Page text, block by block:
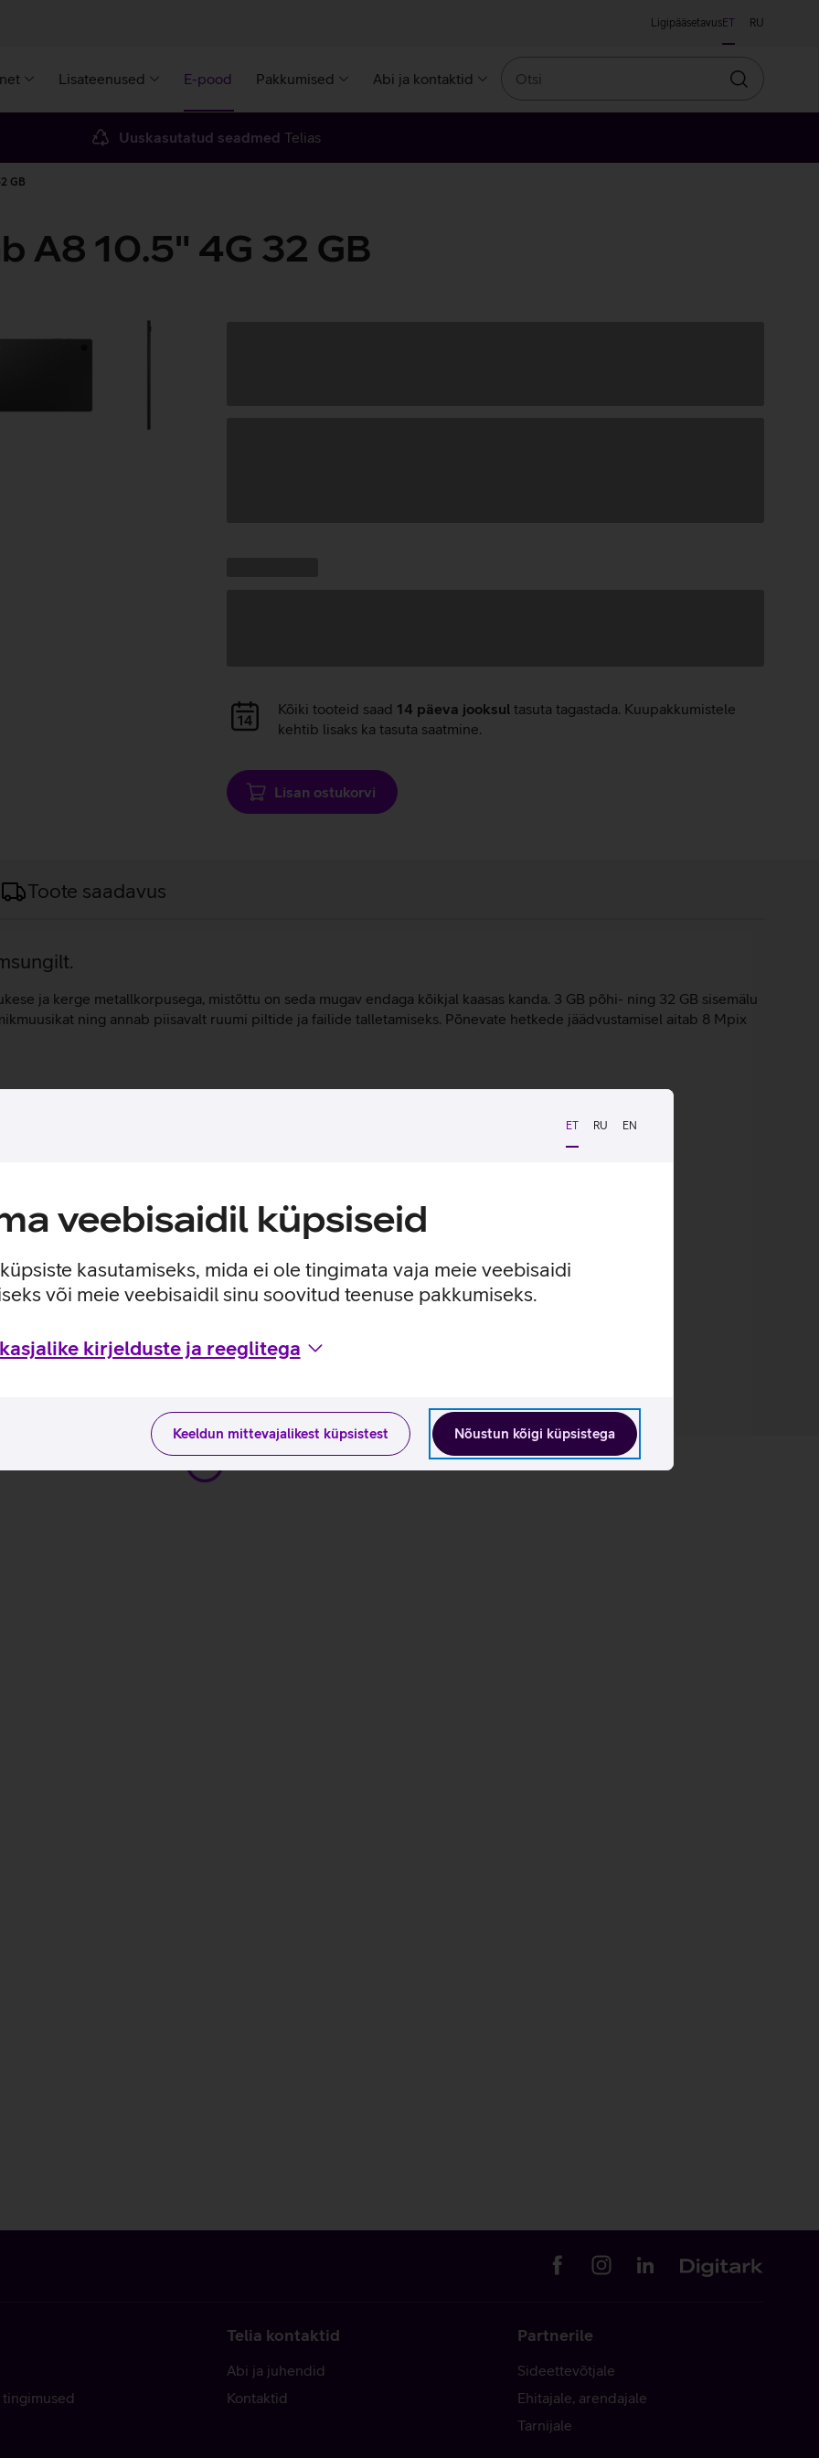
ET RU EN
veebisaidil küpsiseid
kasutamiseks, mida ei ole tingimata vaja meie veebisaidi
või meie veebisaidil sinu soovitud teenuse pakkumiseks.
kirjelduste ja reeglitega
Nõustun kõigi küpsistega
Keeldun mittevajalikest küpsistest
LigipääsetavusET RU
Lisateenused E-pood Pakkumised Abi ja kontaktid
Otsin
Uuskasutatud seadmed Telias
GB
A8 10.5" 4G 32 GB
Andmete
laadimine
Kõiki tooteid saad 14 päeva jooksul tasuta tagastada. Kuupakkumistele
kehtib lisaks ka tasuta saatmine.
Lisan ostukorvi
Toote saadavus
ja kerge metallkorpusega, mistõttu on seda mugav endaga kõikjal kaasas kanda. 3 GB põhi- ning 32 GB sisemälu
ning annab piisavalt ruumi piltide ja failide talletamiseks. Põnevate hetkede jäädvustamisel aitab 8 Mpix
pilte.
mälukaardi abil.
andmeid kaitstakse pahavara ja pahatahtlike rünnakute eest riistvaralise ja mitmekihilise Knoxi
Tab A8_EST
Telia kontaktid
Abi ja juhendid
Kontaktid
Partnerile
Sideettevõtjale
Ehitajale, arendajale
Tarnijale